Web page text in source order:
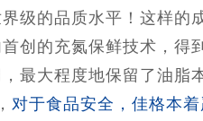
级的品质水平！这样的
创的充氮保鲜技术，得
最大程度地保留了油脂
对于食品安全，佳格本